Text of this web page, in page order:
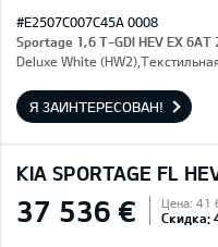
#E2507C007C45A 0008
Sportage 1,6 T-GDI HEV EX 6AT
Deluxe White
Я ЗАИНТЕРЕСОВАН!
KIA SPORTAGE FL
37 536 € Цена: 41
Скидка: